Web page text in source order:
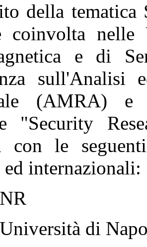
della
nelle
e di
(AMRA) e
"Security
con le
internazionali:
di